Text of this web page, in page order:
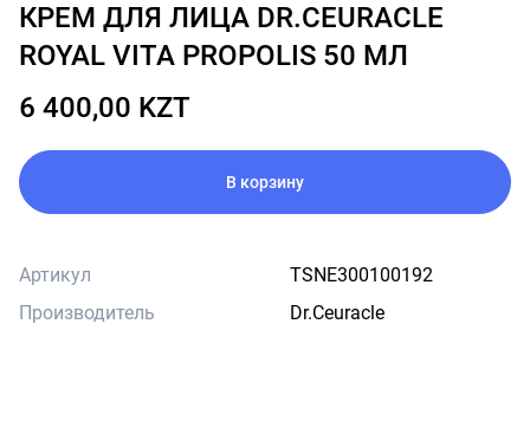
КРЕМ ДЛЯ ЛИЦА DR.CEURACLE
ROYAL VITA PROPOLIS 50 МЛ
6 400,00 KZT
В корзину
Артикул
TSNE300100192
Производитель
Dr.Ceuracle